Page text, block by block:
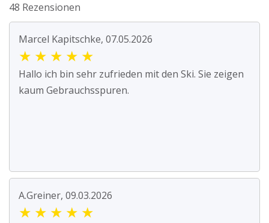
48 Rezensionen
Marcel Kapitschke, 07.05.2026
★ ★ ★ ★ ★
Hallo ich bin sehr zufrieden mit den Ski. Sie zeigen
kaum Gebrauchsspuren.
A.Greiner, 09.03.2026
★ ★ ★ ★ ★